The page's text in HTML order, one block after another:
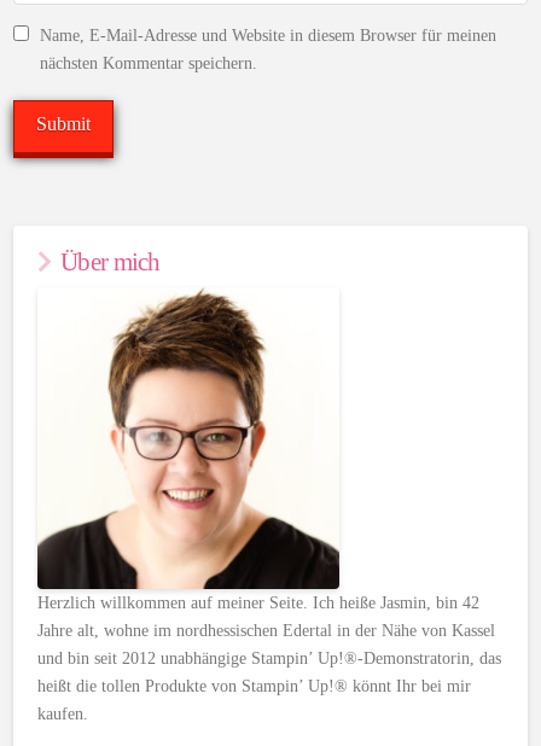
Name, E-Mail-Adresse und Website in diesem Browser für meinen
nächsten Kommentar speichern.
Über mich
Herzlich willkommen auf meiner Seite. Ich heiße Jasmin, bin 42
Jahre alt, wohne im nordhessischen Edertal in der Nähe von Kassel
und bin seit 2012 unabhängige Stampin’ Up!®-Demonstratorin, das
heißt die tollen Produkte von Stampin’ Up!® könnt Ihr bei mir
kaufen.